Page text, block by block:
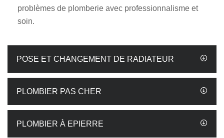
problèmes de plomberie avec professionnalisme et
soin.
POSE ET CHANGEMENT DE RADIATEUR
PLOMBIER PAS CHER
PLOMBIER À EPIERRE